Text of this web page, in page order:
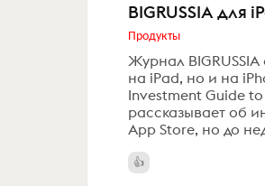
BIGRUSSIA для
Продукты
Журнал
на iPad, но и на
Investment Guide
рассказывает об
App Store, но до